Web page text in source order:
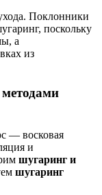
Поклонники
поскольку
а
из
— восковая
и
шугаринг и
шугаринг